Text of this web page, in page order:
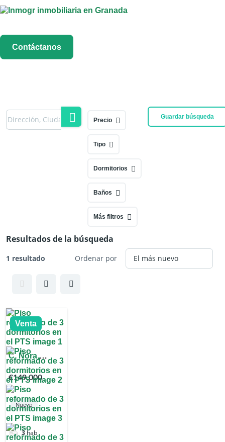
Menú
Contáctanos
Guardar búsqueda
Precio
Tipo
Dormitorios
Baños
Más filtros
Resultados de la búsqueda
1 resultado Ordenar por
Venta
C. Ñora,
Zaidín, 18007
Granada,
España
€149,000
Nuevo
3hab